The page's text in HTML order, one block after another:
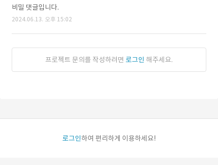
비밀 댓글입니다.
2024.06.13. 오후 15:02
프로젝트 문의를 작성하려면 로그인 해주세요.
로그인하여 편리하게 이용하세요!